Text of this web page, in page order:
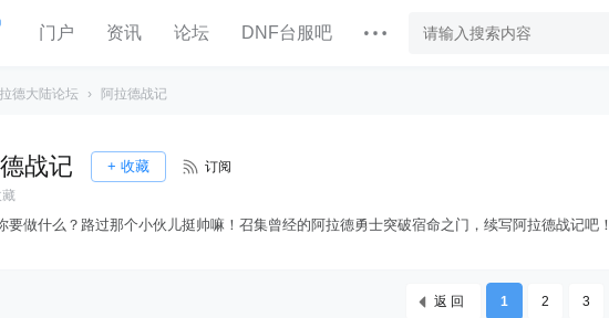
门户 资讯 论坛 DNF台服吧
德大陆论坛 › 阿拉德战记
战记 + 收藏
订阅
藏
要做什么？路过那个小伙儿挺帅嘛！召集曾经的阿拉德勇士突破宿命之门，续写阿拉德战记吧！
1 2 3
返 回